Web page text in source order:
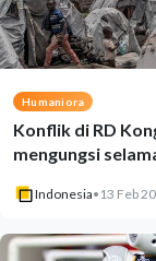
Humaniora
Konflik di RD
mengungsi
Indonesia• 13 Feb